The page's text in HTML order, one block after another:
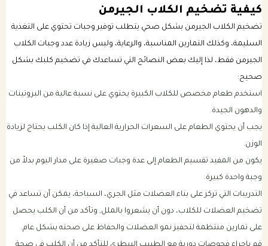
كيفية تضخيم الكلاب الجيرمن
تضخيم الكلاب الجيرمن بشكل صحي يتطلب توفير وجبات تحتوي على التغذية
السليمة، وكذلك التمارين المناسبة، والرعاية، وليس زيادة عدد وجبات الكلاب
الجيرمن فقط، لذا إليك بعض النصائح التي تساعدك في تضخيم كلبك بشكل
صحيح:
استخدم طعام مخصص للكلاب الكبيرة يحتوي على نسبة عالية من البروتينات
والدهون الجيدة.
يجب أن يحتوي الطعام على السعرات الحرارية العالية إذا كان الكلب يحتاج لزيادة
الوزن.
يكون من المفيد تقسيم الطعام إلى عدة وجبات صغيرة على مدار اليوم بدلاً من
وجبة واحدة كبيرة.
التدريبات التي تركز على بناء العضلات مثل الجري، السباحة، يمكن أن تساعد في
تضخيم العضلات للكلاب، دون أن يشعروا بالملل, وتأكد من أن الكلب يحصل
على تمارين منتظمة لتحفيز نمو العضلات والحفاظ على صحته بشكل عام.